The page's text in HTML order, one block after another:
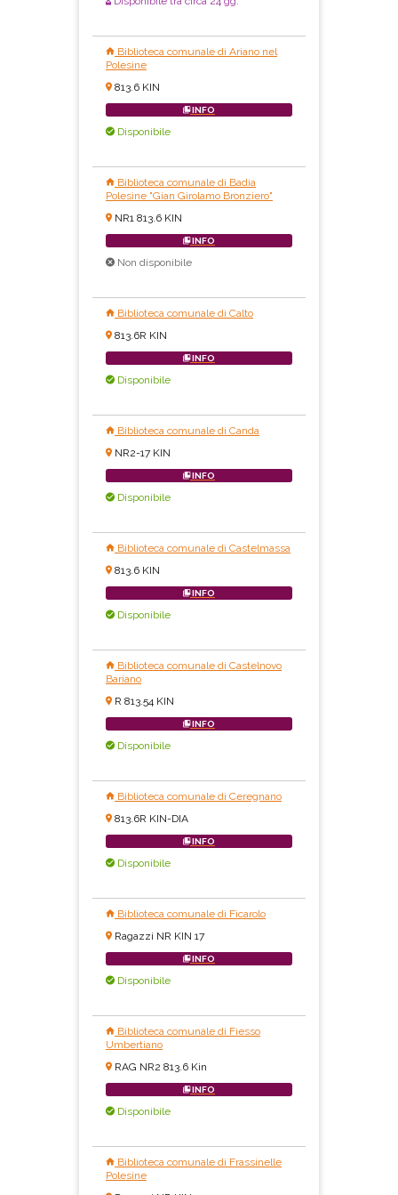
Biblioteca comunale di Ariano nel
Polesine
813.6 KIN
INFO
Disponibile
Biblioteca comunale di Badia
Polesine "Gian Girolamo Bronziero"
NR1 813.6 KIN
INFO
Non disponibile
Biblioteca comunale di Calto
813.6R KIN
INFO
Disponibile
Biblioteca comunale di Canda
NR2-17 KIN
INFO
Disponibile
Biblioteca comunale di Castelmassa
813.6 KIN
INFO
Disponibile
Biblioteca comunale di Castelnovo
Bariano
R 813.54 KIN
INFO
Disponibile
Biblioteca comunale di Ceregnano
813.6R KIN-DIA
INFO
Disponibile
Biblioteca comunale di Ficarolo
Ragazzi NR KIN 17
INFO
Disponibile
Biblioteca comunale di Fiesso
Umbertiano
RAG NR2 813.6 Kin
INFO
Disponibile
Biblioteca comunale di Frassinelle
Polesine